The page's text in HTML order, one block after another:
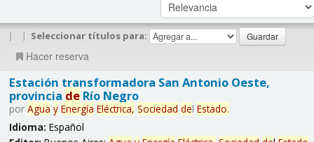
| | Seleccionar títulos para:
Hacer reserva
Estación transformadora San Antonio Oeste,
provincia deRío Negro
por Agua y Energía Eléctrica, Sociedad del Estado.
Idioma: Español